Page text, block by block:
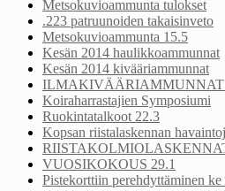
Metsokuvioammunta tulokset
.223 patruunoiden takaisinveto
Metsokuvioammunta 15.5
Kesän 2014 haulikkoammunnat
Kesän 2014 kivääriammunnat
Koiraharrastajien Symposiumi
Ruokintatalkoot 22.3
Kopsan riistalaskennan
VUOSIKOKOUS 29.1
Pistekorttiin perehdyttäminen ke